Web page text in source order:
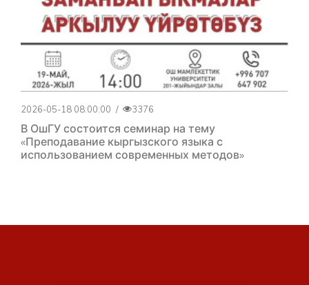
2026-05-18 08:00:00 / 3376
В ОшГУ состоится семинар на тему
«Преподавание кыргызского языка с
использованием современных методов»